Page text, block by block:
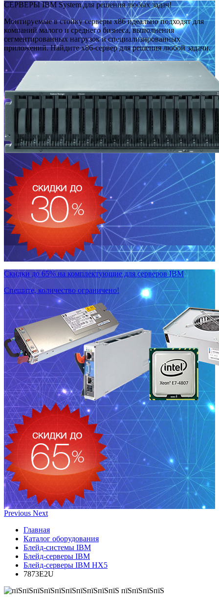
СЕРВЕРЫ IBM System для решения любых задач!
Монтируемые в стойку серверы x86 идеально подходят для
компаний малого и среднего бизнеса, выполнения
сегментированных нагрузок и специализированных
приложений. Найдите x86-сервер для решения любой задачи.
Скидки до 65% на комплектующие для серверов IBM
Спешите, количество ограничено!
Previous Next
Главная
Каталог оборудования
Блейд-системы IBM
Блейд-серверы IBM
Блейд-серверы IBM HX5
7873E2U